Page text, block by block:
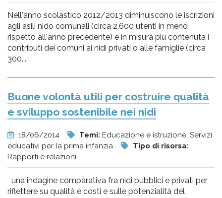
Nell'anno scolastico 2012/2013 diminuiscono le iscrizioni
agli asili nido comunali (circa 2.600 utenti in meno
rispetto all'anno precedente) e in misura più contenuta i
contributi dei comuni ai nidi privati o alle famiglie (circa
300...
Buone volontà utili per costruire qualità
e sviluppo sostenibile nei nidi
18/06/2014 Temi: Educazione e istruzione, Servizi
educativi per la prima infanzia
Tipo di risorsa:
Rapporti e relazioni
una indagine comparativa fra nidi pubblici e privati per
riflettere su qualità e costi e sulle potenzialità del